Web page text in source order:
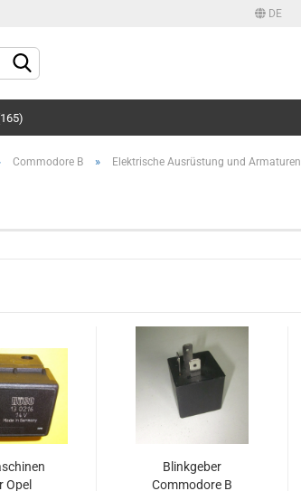
DE
Konto erstellen
Commodore B » Elektrische Ausrüstung und Armaturen
Opel
Blinkgeber
Commodore B